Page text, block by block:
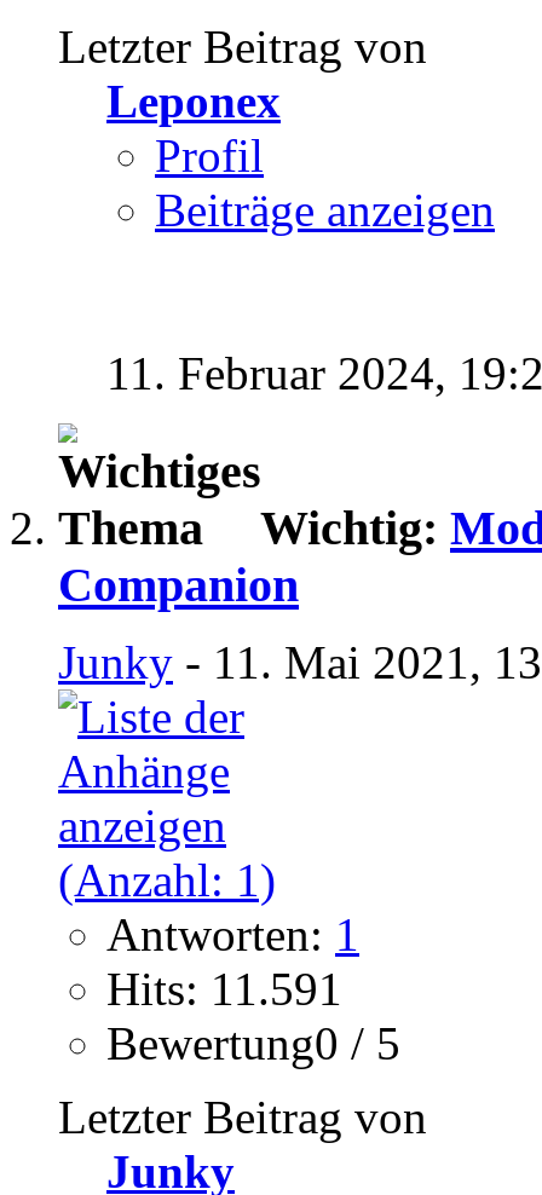
Letzter Beitrag von
Leponex
Profil
Beiträge anzeigen
11. Februar 2024,
Wichtig:
Companion
Junky - 11. Mai 2021,
Antworten: 1
Hits: 11.591
Bewertung0 / 5
Letzter Beitrag von
Junky